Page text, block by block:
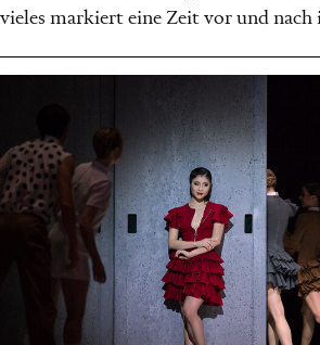
vieles markiert eine Zeit vor und nach